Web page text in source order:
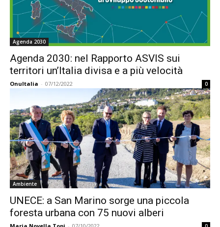
Agenda 2030
Agenda 2030: nel Rapporto ASVIS sui
territori un’Italia divisa e a più velocità
OnuItalia - 07/12/2022 0
Ambiente
UNECE: a San Marino sorge una piccola
foresta urbana con 75 nuovi alberi